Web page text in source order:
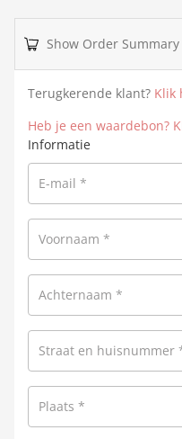
Show Order Summary
Terugkerende klant? Klik
Heb je een waardebon?
Informatie
E-mail *
Voornaam *
Achternaam *
Straat en huisnummer
Plaats *